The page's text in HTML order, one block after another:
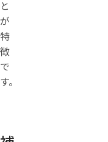
と
が
特
徴
で
す。